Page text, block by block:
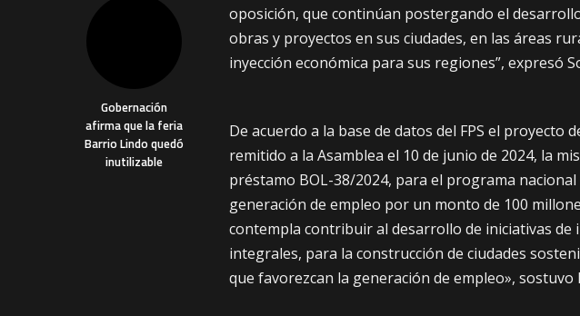
Gobernación
afirma que la feria
Barrio Lindo quedó
inutilizable
oposición, que continúan postergando el
obras y proyectos en sus ciudades, en las áreas
inyección económica para sus regiones”, expresó
De acuerdo a la base de datos del FPS el proyecto
remitido a la Asamblea el 10 de junio de 2024, la
préstamo BOL-38/2024, para el programa
generación de empleo por un monto de 100
contempla contribuir al desarrollo de iniciativas
integrales, para la construcción de ciudades
que favorezcan la generación de empleo», sostuvo